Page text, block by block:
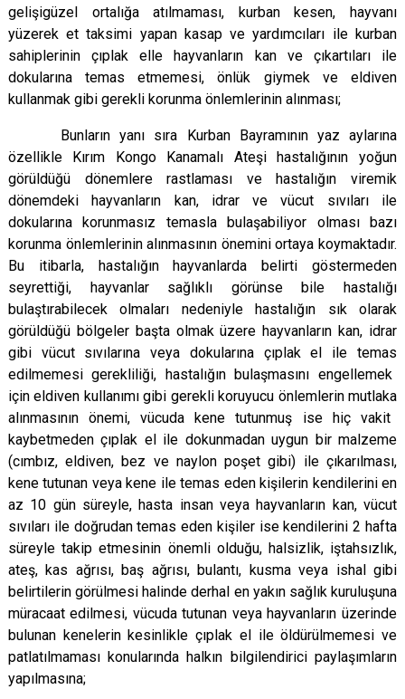
gelişigüzel ortalığa atılmaması, kurban kesen, hayvanı
yüzerek et taksimi yapan kasap ve yardımcıları ile kurban
sahiplerinin çıplak elle hayvanların kan ve çıkartıları ile
dokularına temas etmemesi, önlük
giymek ve eldiven
kullanmak gibi gerekli korunma önlemlerinin alınması;
Bunların yanı sıra Kurban
Bayramının yaz aylarına
özellikle Kırım Kongo Kanamalı Ateşi hastalığının yoğun
görüldüğü dönemlere rastlaması ve
hastalığın viremik
dönemdeki hayvanların kan, idrar ve vücut sıvıları ile
dokularına korunmasız temasla bulaşabiliyor
olması bazı
korunma önlemlerinin alınmasının önemini ortaya koymaktadır.
Bu itibarla, hastalığın hayvanlarda belirti
göstermeden
seyrettiği, hayvanlar sağlıklı görünse bile hastalığı
bulaştırabilecek olmaları nedeniyle hastalığın sık olarak
görüldüğü bölgeler başta olmak üzere hayvanların kan, idrar
gibi vücut sıvılarına veya dokularına çıplak el ile temas
edilmemesi gerekliliği, hastalığın bulaşmasını engellemek
için eldiven kullanımı gibi gerekli koruyucu önlemlerin mutlaka
alınmasının önemi, vücuda kene tutunmuş ise hiç vakit
kaybetmeden çıplak el ile dokunmadan uygun bir malzeme
(cımbız, eldiven, bez ve naylon poşet gibi) ile çıkarılması,
kene tutunan veya kene ile temas eden kişilerin kendilerini en
az 10 gün süreyle, hasta insan veya hayvanların kan, vücut
sıvıları ile doğrudan temas eden kişiler ise kendilerini 2 hafta
süreyle takip etmesinin önemli olduğu, halsizlik, iştahsızlık,
ateş, kas ağrısı, baş ağrısı, bulantı, kusma veya ishal gibi
belirtilerin görülmesi halinde derhal en yakın sağlık kuruluşuna
müracaat edilmesi, vücuda tutunan veya hayvanların üzerinde
bulunan kenelerin kesinlikle çıplak el ile öldürülmemesi ve
patlatılmaması konularında halkın bilgilendirici paylaşımların
yapılmasına;